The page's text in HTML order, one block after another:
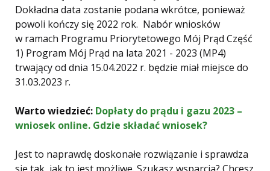
Dokładna data zostanie podana wkrótce, ponieważ
powoli kończy się 2022 rok. Nabór wniosków
w ramach Programu Priorytetowego Mój Prąd Część
1) Program Mój Prąd na lata 2021 - 2023 (MP4)
trwający od dnia 15.04.2022 r. będzie miał miejsce do
31.03.2023 r.
Warto wiedzieć: Dopłaty do prądu i gazu 2023 –
wniosek online. Gdzie składać wniosek?
Jest to naprawdę doskonałe rozwiązanie i sprawdza